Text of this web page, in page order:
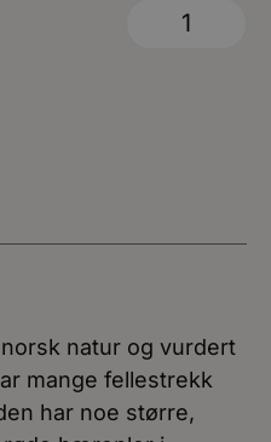
natur og vurdert
mange fellestrekk
har noe større,